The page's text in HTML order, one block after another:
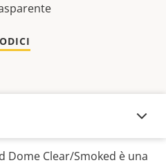
Dome Clear/Smoked è una